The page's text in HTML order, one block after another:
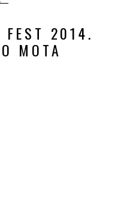
FEST 2014.
MOTA